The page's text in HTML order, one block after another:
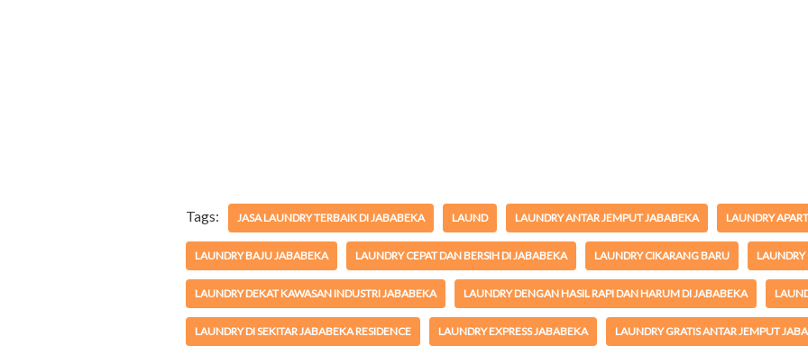
Tags: JASA LAUNDRY TERBAIK DI JABABEKA LAUND LAUNDRY ANTAR JEMPUT JABABEKA LAUNDRY
LAUNDRY BAJU JABABEKA LAUNDRY CEPAT DAN BERSIH DI JABABEKA LAUNDRY CIKARANG BARU LAUNDRY
LAUNDRY DEKAT KAWASAN INDUSTRI JABABEKA LAUNDRY DENGAN HASIL RAPI DAN HARUM DI JABABEKA
LAUNDRY DI SEKITAR JABABEKA RESIDENCE LAUNDRY EXPRESS JABABEKA LAUNDRY GRATIS ANTAR JEMPUT